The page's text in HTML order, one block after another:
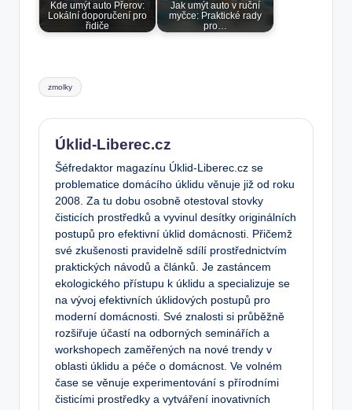
Kde umýt auto Přerov:
Lokální doporučení pro
řidiče
Jak umýt auto v ruční
myčce: Praktické rady
pro…
Tags:
zmolky
Úklid-Liberec.cz
Šéfredaktor magazínu Úklid-Liberec.cz se
problematice domácího úklidu věnuje již od roku
2008. Za tu dobu osobně otestoval stovky
čisticích prostředků a vyvinul desítky originálních
postupů pro efektivní úklid domácnosti. Přičemž
své zkušenosti pravidelně sdílí prostřednictvím
praktických návodů a článků. Je zastáncem
ekologického přístupu k úklidu a specializuje se
na vývoj efektivních úklidových postupů pro
moderní domácnosti. Své znalosti si průběžně
rozšiřuje účastí na odborných seminářích a
workshopech zaměřených na nové trendy v
oblasti úklidu a péče o domácnost. Ve volném
čase se věnuje experimentování s přírodními
čisticími prostředky a vytváření inovativních